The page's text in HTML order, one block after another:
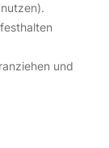
und